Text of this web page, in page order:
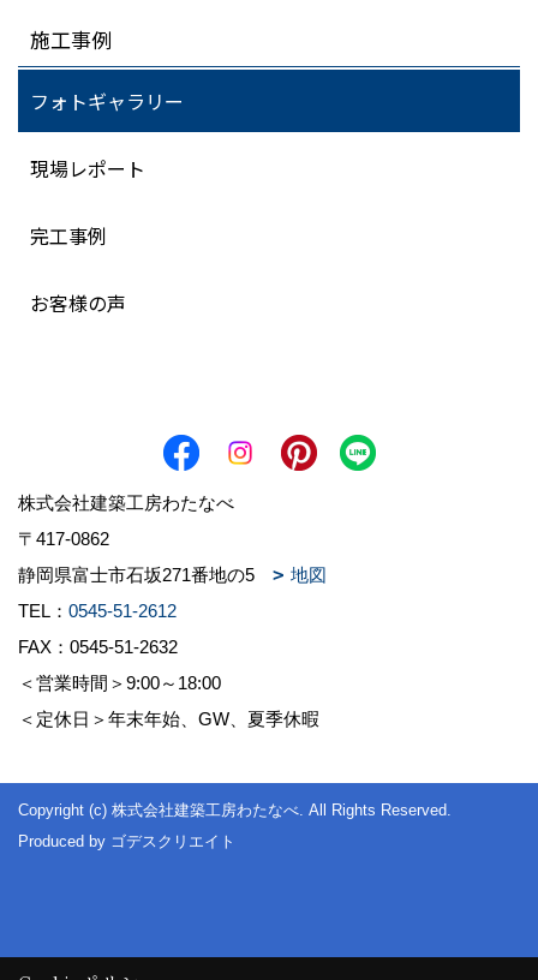
施工事例
フォトギャラリー
現場レポート
完工事例
お客様の声
株式会社建築工房わたなべ
〒417-0862
静岡県富士市石坂271番地の5
地図
TEL： 0545-51-2612
FAX：0545-51-2632
＜営業時間＞9:00～18:00
＜定休日＞年末年始、GW、夏季休暇
Copyright (c) 株式会社建築工房わたなべ. All Rights Reserved.
Produced by ゴデスクリエイト